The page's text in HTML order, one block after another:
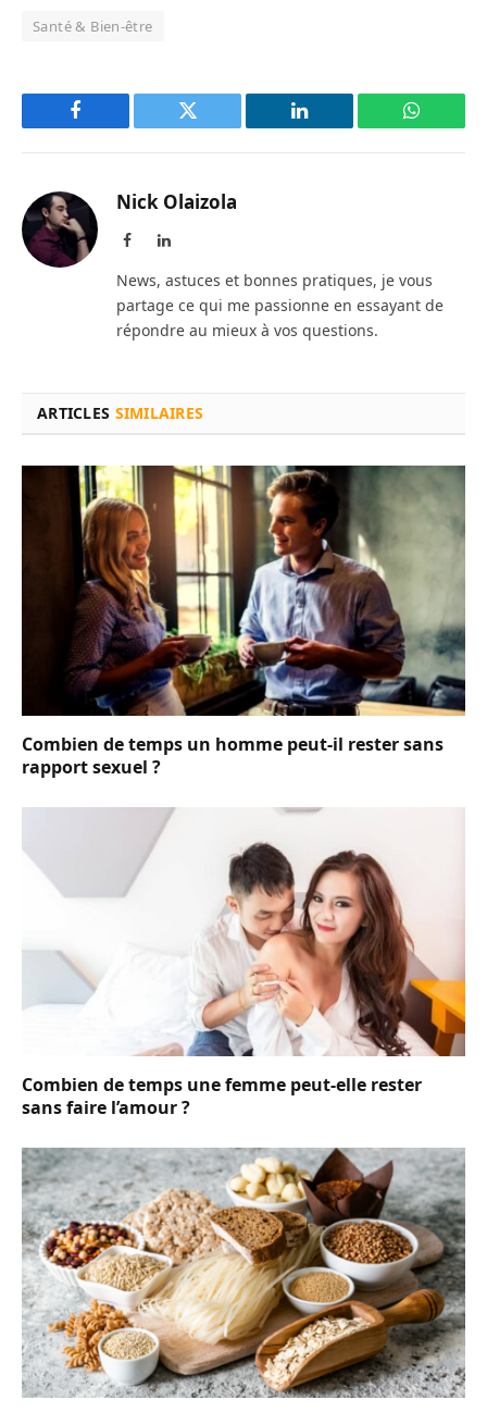
Santé & Bien-être
Facebook Twitter LinkedIn
Nick Olaizola
FacebookLinkedIn
News, astuces et bonnes pratiques, je vous
partage ce qui me passionne en essayant de
répondre au mieux à vos questions.
ARTICLES SIMILAIRES
Combien de temps un homme peut-il rester sans
rapport sexuel ?
Combien de temps une femme peut-elle rester
sans faire l’amour ?